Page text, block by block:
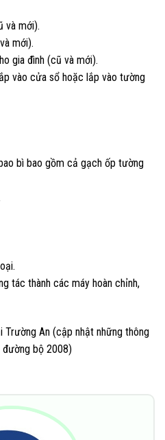
và mới).
mới).
gia đình (cũ và mới).
vào cửa sổ hoặc lắp vào tường
bì bao gồm cả gạch ốp tường
tác thành các máy hoàn chỉnh,
Trường An (cập nhật những thông
bộ 2008)